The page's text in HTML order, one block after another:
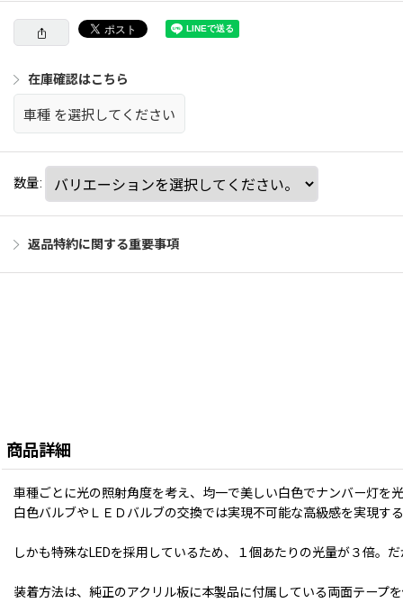
在庫確認はこちら
車種 を選択してください
数量:
返品特約に関する重要事項
商品詳細
車種ごとに光の照射角度を考え、均一で美しい白色でナンバー灯を
白色バルブやＬＥＤバルブの交換では実現不可能な高級感を実現す
しかも特殊なLEDを採用しているため、１個あたりの光量が３倍。
装着方法は、純正のアクリル板に本製品に付属している両面テープ